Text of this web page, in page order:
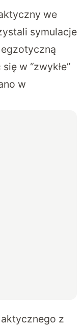
we
symulacje
w “zwykłe”
w
z